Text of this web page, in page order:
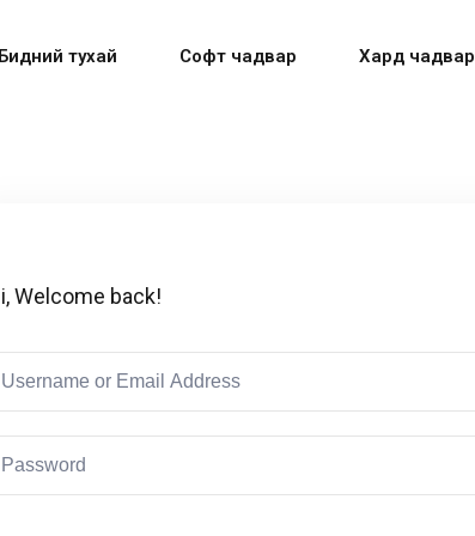
тухай Софт чадвар Хард чадвар
Welcome back!
Don’t have an account?Sign up